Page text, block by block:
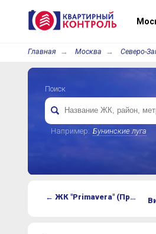
Главная Москва Северо-
Поиск
Например: Бунинские луга
← ЖК "Primavera" (Примавера)